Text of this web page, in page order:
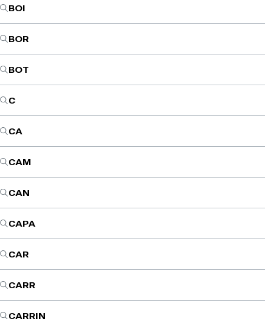
BOI
BOR
BOT
C
CA
CAM
CAN
CAPA
CAR
CARR
CARRIN